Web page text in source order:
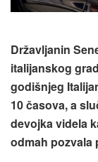
Državljanin
italijanskog
godišnjeg
10 časova, a
devojka videla
odmah pozvala